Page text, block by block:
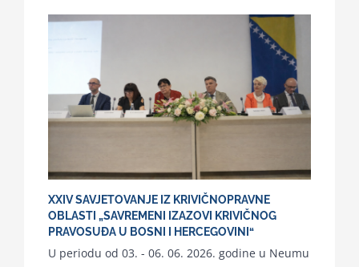
XXIV SAVJETOVANJE IZ KRIVIČNOPRAVNE
OBLASTI „SAVREMENI IZAZOVI KRIVIČNOG
PRAVOSUĐA U BOSNI I HERCEGOVINI“
U periodu od 03. - 06. 06. 2026. godine u Neumu